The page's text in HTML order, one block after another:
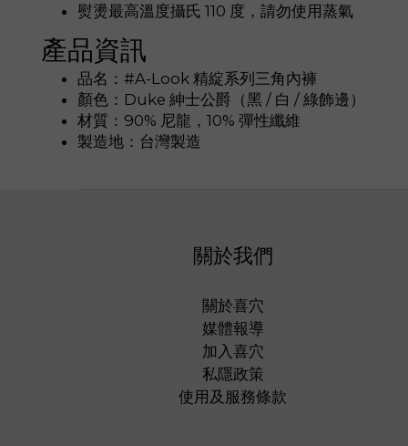
熨燙最高溫度攝氏 110 度，請勿使用蒸氣
產品資訊
品名：#A-Look 精綻系列三角內褲
顏色：Duke 紳士公爵（黑 / 白 / 綠飾邊）
材質：90% 尼龍，10% 彈性纖維
製造地：台灣製造
關於我們
關於喜穴
媒體報導
加入喜穴
私隱政策
使用及服務條款